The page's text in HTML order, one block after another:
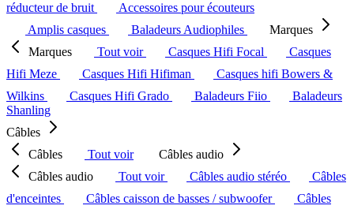
réducteur de bruit
Accessoires pour écouteurs
Amplis casques
Baladeurs Audiophiles
Marques
Marques
Tout voir Casques Hifi Focal
Casques
Hifi Meze
Casques Hifi Hifiman
Casques hifi Bowers &
Wilkins
Casques Hifi Grado Baladeurs Fiio
Baladeurs
Shanling
Câbles
Câbles
Tout voir
Câbles audio
Câbles audio
Tout voir Câbles audio stéréo
Câbles
d'enceintes
Câbles caisson de basses / subwoofer
Câbles